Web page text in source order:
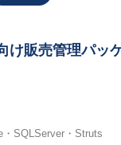
け販売管理パッ
SQLServer・Struts